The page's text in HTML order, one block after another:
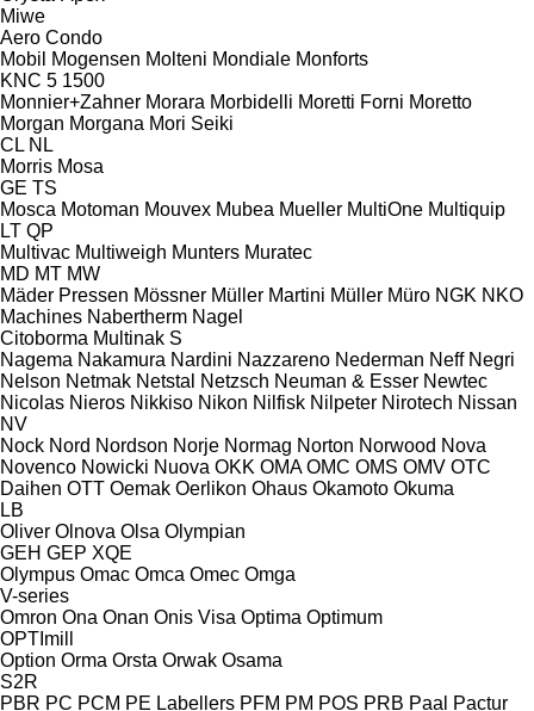
Miwe
Aero Condo
Mobil
Mogensen Molteni Mondiale Monforts
KNC 5 1500
Monnier+Zahner Morara Morbidelli Moretti Forni Moretto
Morgan Morgana Mori Seiki
CL NL
Morris Mosa
GE TS
Mosca Motoman Mouvex Mubea Mueller MultiOne Multiquip
LT QP
Multivac Multiweigh Munters Muratec
MD MT MW
Mäder Pressen Mössner Müller Martini Müller Müro NGK NKO
Machines Nabertherm Nagel
Citoborma Multinak S
Nagema Nakamura Nardini Nazzareno Nederman Neff Negri
Nelson Netmak Netstal Netzsch Neuman & Esser Newtec
Nicolas Nieros Nikkiso Nikon Nilfisk Nilpeter Nirotech Nissan
NV
Nock Nord Nordson Norje Normag Norton Norwood Nova
Novenco Nowicki Nuova OKK OMA OMC OMS OMV OTC
Daihen OTT Oemak Oerlikon Ohaus Okamoto Okuma
LB
Oliver Olnova Olsa Olympian
GEH GEP XQE
Olympus Omac Omca Omec Omga
V-series
Omron Ona Onan Onis Visa Optima Optimum
OPTImill
Option Orma Orsta Orwak Osama
S2R
PBR PC PCM PE Labellers PFM PM POS PRB Paal
Pactur